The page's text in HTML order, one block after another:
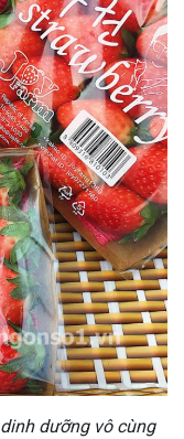
dưỡng vô cùng